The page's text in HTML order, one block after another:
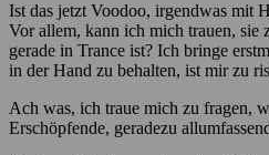
Ist das jetzt Voodoo, irgendwas mit
Vor allem, kann ich mich trauen, sie
gerade in Trance ist? Ich bringe
in der Hand zu behalten, ist mir zu
Ach was, ich traue mich zu fragen,
Erschöpfende, geradezu